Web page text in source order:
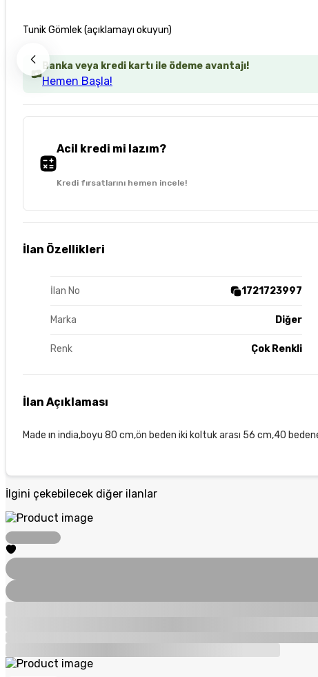
Tunik Gömlek (açıklamayı okuyun)
Banka veya kredi kartı ile ödeme avantajı!
Hemen Başla!
Acil kredi mi lazım?
Kredi fırsatlarını hemen incele!
İlan Özellikleri
İlan No 1721723997
Marka Diğer
Renk Çok Renkli
İlan Açıklaması
Made ın india,boyu 80 cm,ön beden iki koltuk arası 56 cm,40
İlgini çekebilecek diğer ilanlar